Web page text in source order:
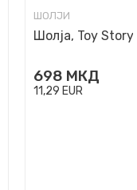
ШОЛЈИ
Шолја, Toy
698 МКД
11,29 EUR